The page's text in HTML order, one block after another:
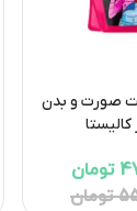
صورت و بدن
کالیستا